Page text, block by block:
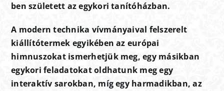
ben született az egykori tanítóházban.
A modern technika vívmányaival felszerelt
kiállítótermek egyikében az európai
himnuszokat ismerhetjük meg, egy másikban
egykori feladatokat oldhatunk meg egy
interaktív sarokban, míg egy harmadikban, az